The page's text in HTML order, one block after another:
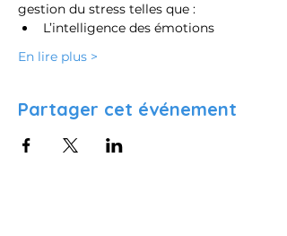
gestion du stress telles que :
L’intelligence des émotions
En lire plus >
Partager cet événement